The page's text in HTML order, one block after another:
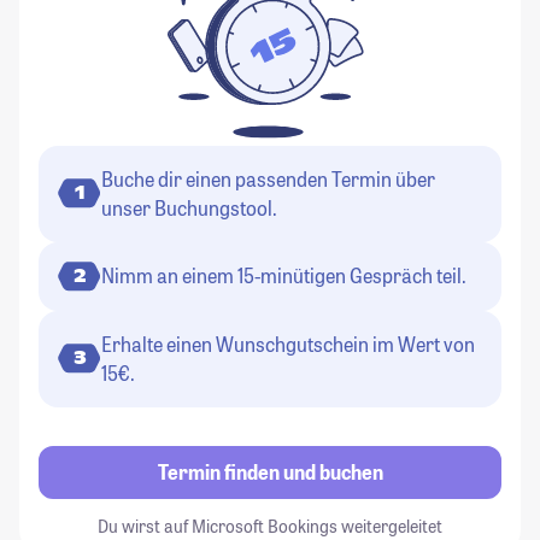
1
Buche dir einen passenden Termin über
unser Buchungstool.
2 Nimm an einem 15-minütigen Gespräch teil.
3
Erhalte einen Wunschgutschein im Wert von
15€.
Termin finden und buchen
Du wirst auf Microsoft Bookings weitergeleitet